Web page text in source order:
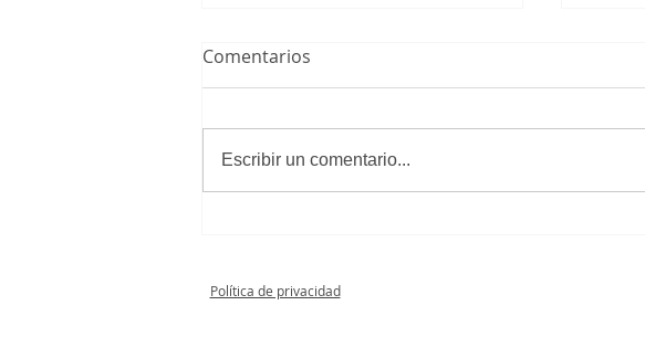
Comentarios
Escribir un comentario...
Política de privacidad